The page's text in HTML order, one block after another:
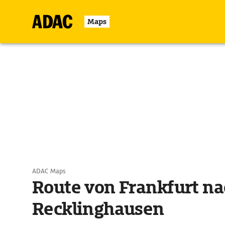
Maps
ADAC Maps
Route von Frankfurt
Recklinghausen